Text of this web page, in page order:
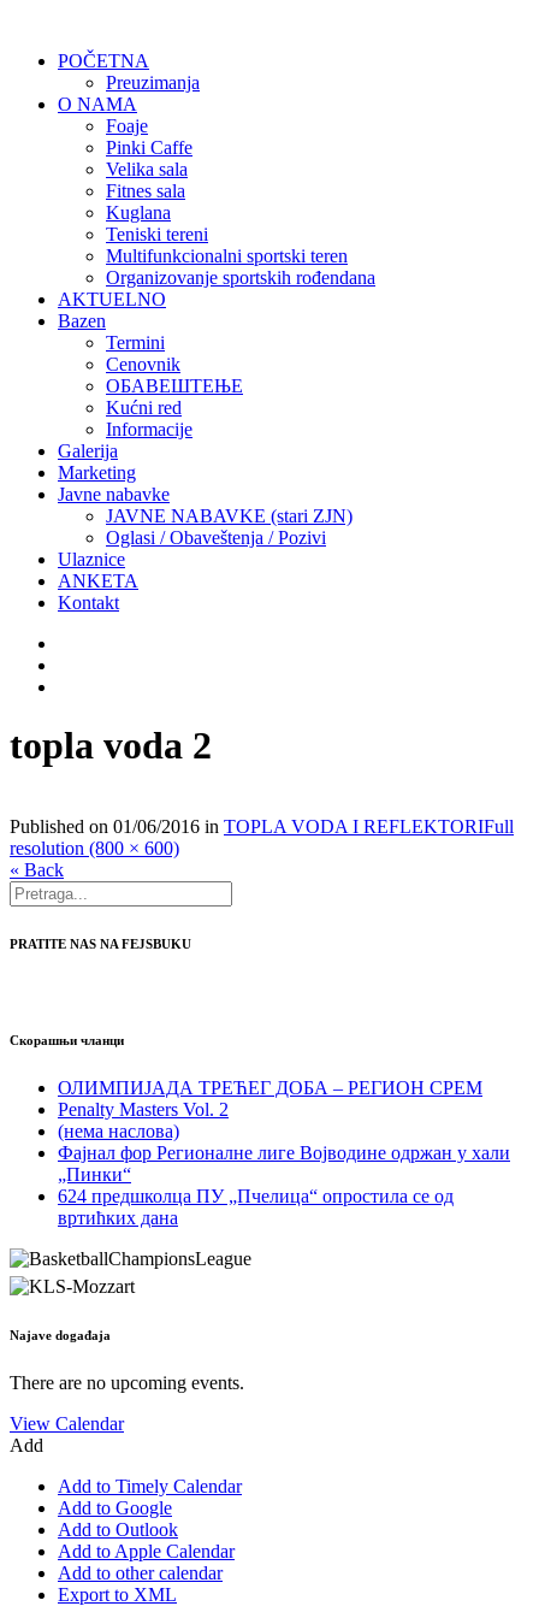
POČETNA
Preuzimanja
O NAMA
Foaje
Pinki Caffe
Velika sala
Fitnes sala
Kuglana
Teniski tereni
Multifunkcionalni sportski teren
Organizovanje sportskih rođendana
AKTUELNO
Bazen
Termini
Cenovnik
ОБАВЕШТЕЊЕ
Kućni red
Informacije
Galerija
Marketing
Javne nabavke
JAVNE NABAVKE (stari ZJN)
Oglasi / Obaveštenja / Pozivi
Ulaznice
ANKETA
Kontakt
topla voda 2
Published on 01/06/2016 in TOPLA VODA I REFLEKTORIFull
resolution (800 × 600)
« Back
PRATITE NAS NA FEJSBUKU
Скорашњи чланци
ОЛИМПИЈАДА ТРЕЋЕГ ДОБА – РЕГИОН СРЕМ
Penalty Masters Vol. 2
(нема наслова)
Фајнал фор Регионалне лиге Војводине одржан у хали
„Пинки“
624 предшколца ПУ „Пчелица“ опростила се од
вртићких дана
Najave događaja
There are no upcoming events.
View Calendar
Add
Add to Timely Calendar
Add to Google
Add to Outlook
Add to Apple Calendar
Add to other calendar
Export to XML